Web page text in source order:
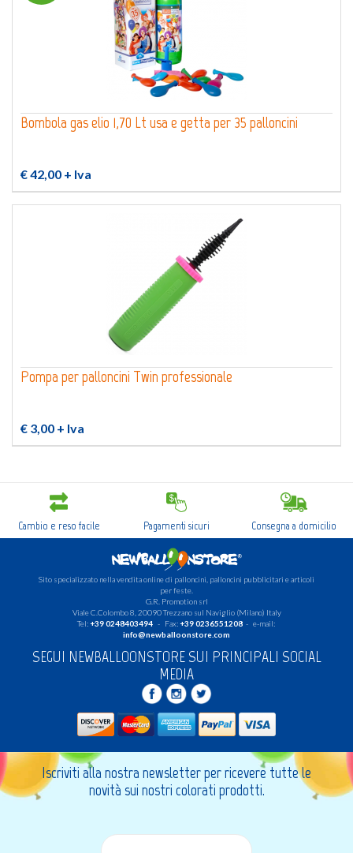
Bombola gas elio 1,70 Lt usa e getta per 35 palloncini
€ 42,00 + Iva
Pompa per palloncini Twin professionale
€ 3,00 + Iva
Cambio e reso facile Pagamenti sicuri Consegna a domicilio
Sito specializzato nella vendita online di palloncini, palloncini pubblicitari e articoli
per feste.
G.R. Promotion srl
Viale C.Colombo 8, 20090 Trezzano sul Naviglio (Milano) Italy
Tel:+39 0248403494- Fax:+39 0236551208- e-mail:
info@newballoonstore.com
SEGUI NEWBALLOONSTORE SUI PRINCIPALI SOCIAL
MEDIA
Iscriviti alla nostra newsletter per ricevere tutte le
novità sui nostri colorati prodotti.